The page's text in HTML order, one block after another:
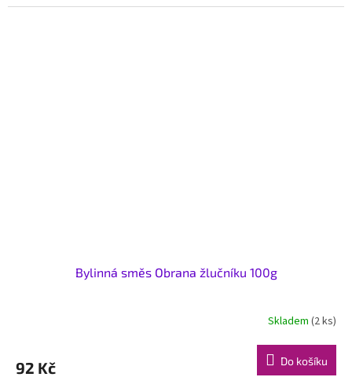
Bylinná směs Obrana žlučníku 100g
Skladem (2 ks)
92 Kč Do košíku